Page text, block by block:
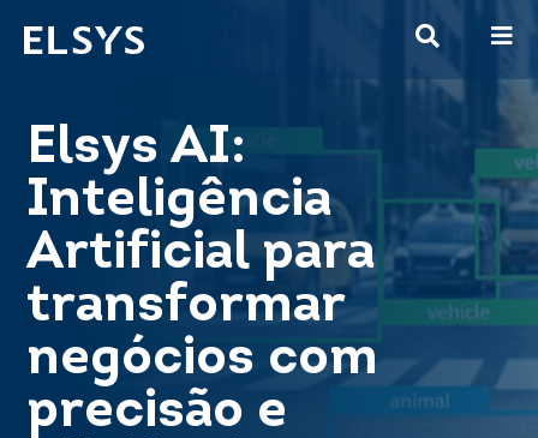
Elsys AI:
Inteligência
Artificial para
transformar
negócios com
precisão e